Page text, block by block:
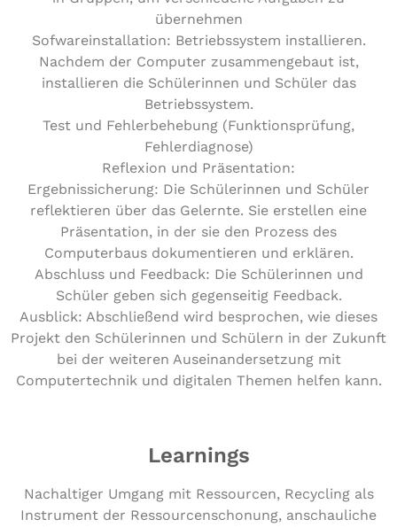
übernehmen
Sofwareinstallation: Betriebssystem installieren.
Nachdem der Computer zusammengebaut ist,
installieren die Schülerinnen und Schüler das
Betriebssystem.
Test und Fehlerbehebung (Funktionsprüfung,
Fehlerdiagnose)
Reflexion und Präsentation:
Ergebnissicherung: Die Schülerinnen und Schüler
reflektieren über das Gelernte. Sie erstellen eine
Präsentation, in der sie den Prozess des
Computerbaus dokumentieren und erklären.
Abschluss und Feedback: Die Schülerinnen und
Schüler geben sich gegenseitig Feedback.
Ausblick: Abschließend wird besprochen, wie dieses
Projekt den Schülerinnen und Schülern in der Zukunft
bei der weiteren Auseinandersetzung mit
Computertechnik und digitalen Themen helfen kann.
Learnings
Nachal­ti­ger Umgang mit Res­sour­cen, Recycling als
Instru­ment der Res­sour­cen­scho­nung, anschau­li­che